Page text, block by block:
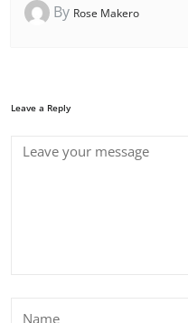
By Rose Makero
Leave a Reply